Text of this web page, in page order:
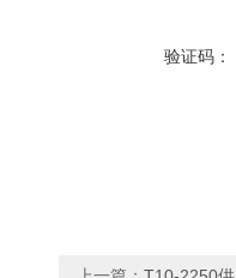
验证码：